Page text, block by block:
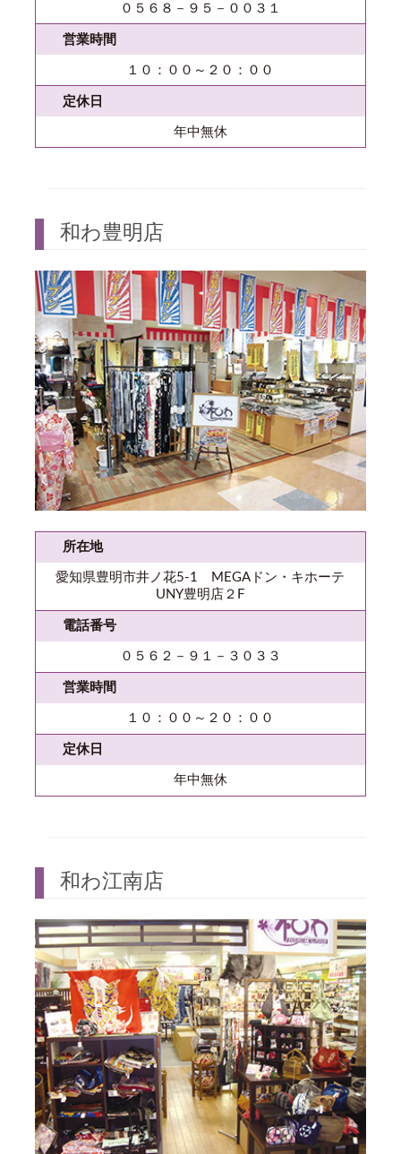
０５６８－９５－００３１
営業時間
１０：００～２０：００
定休日
年中無休
和わ豊明店
所在地
愛知県豊明市井ノ花5-1 MEGAドン・キホーテ
UNY豊明店２F
電話番号
０５６２－９１－３０３３
営業時間
１０：００～２０：００
定休日
年中無休
和わ江南店